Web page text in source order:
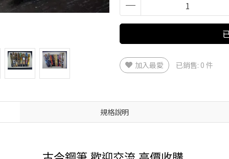
加入最愛 已銷售: 0 件
規格說明